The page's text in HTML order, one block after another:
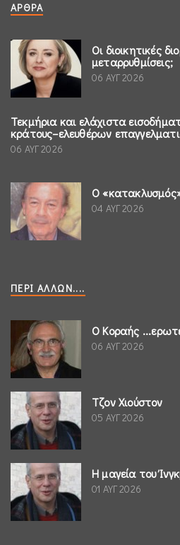
ΆΡΘΡΑ
Οι διοικητικές
μεταρρυθμίσεις;
06 ΑΥΓ 2026
Τεκμήρια και ελάχιστα
κράτους–ελευθέρων
06 ΑΥΓ 2026
Ο
04 ΑΥΓ 2026
ΠΕΡΊ ΆΛΛΩΝ....
Ο Κοραής
06 ΑΥΓ 2026
Τζον Χιούστον
05 ΑΥΓ 2026
Η μαγεία του
01 ΑΥΓ 2026